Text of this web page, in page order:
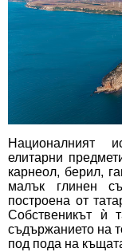
Националният
елитарни
карнеол, берил,
малък глинен
построена от
Собственикът
съдържанието на
под пода на